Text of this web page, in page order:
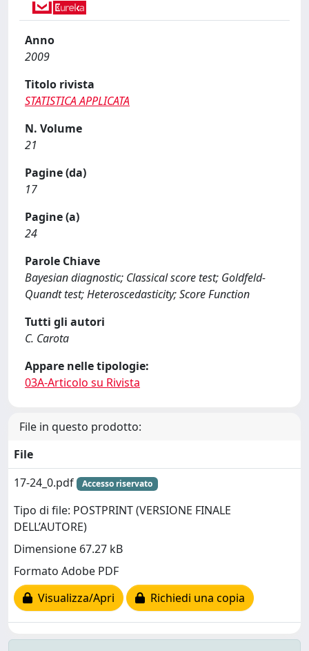
Anno
2009
Titolo rivista
STATISTICA APPLICATA
N. Volume
21
Pagine (da)
17
Pagine (a)
24
Parole Chiave
Bayesian diagnostic; Classical score test; Goldfeld-
Quandt test; Heteroscedasticity; Score Function
Tutti gli autori
C. Carota
Appare nelle tipologie:
03A-Articolo su Rivista
File in questo prodotto:
File
17-24_0.pdf
Accesso riservato
Tipo di file: POSTPRINT (VERSIONE FINALE
DELL’AUTORE)
Dimensione 67.27 kB
Formato Adobe PDF
Visualizza/Apri
Richiedi una copia